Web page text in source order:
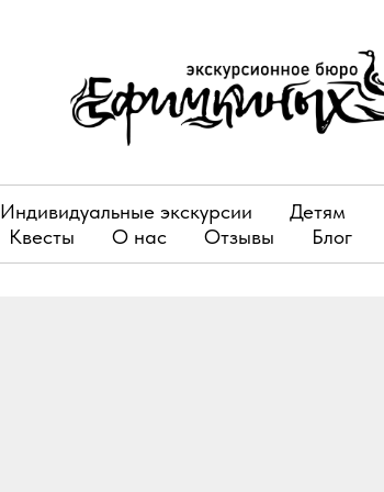
Индивидуальные экскурсии Детям
Квесты
О нас Отзывы Блог